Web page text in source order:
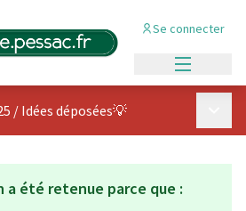
Se connecter
/ Idées déposées💡
été retenue parce que :